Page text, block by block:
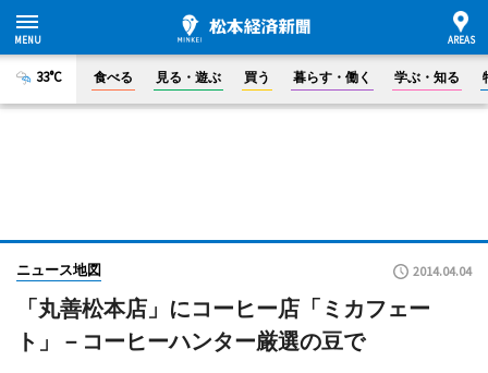
33°C 食べる 見る・遊ぶ 買う 暮らす・働く 学ぶ・知る
ニュース地図 2014.04.04
「丸善松本店」にコーヒー店「ミカフェー
ト」－コーヒーハンター厳選の豆で